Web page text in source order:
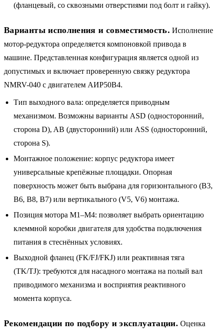
(фланцевый, со сквозными отверстиями под болт и гайку).
Варианты исполнения и совместимость. Исполнение
мотор-редуктора определяется компоновкой привода в
машине. Представленная конфигурация является одной из
допустимых и включает проверенную связку редуктора
NMRV-040 с двигателем АИР50B4.
Тип выходного вала: определяется приводным
механизмом. Возможны варианты ASD (односторонний,
сторона D), AB (двусторонний) или ASS (односторонний,
сторона S).
Монтажное положение: корпус редуктора имеет
универсальные крепёжные площадки. Опорная
поверхность может быть выбрана для горизонтального (B3,
B6, B8, B7) или вертикального (V5, V6) монтажа.
Позиция мотора M1–M4: позволяет выбрать ориентацию
клеммной коробки двигателя для удобства подключения
питания в стеснённых условиях.
Выходной фланец (FK/FJ/FKJ) или реактивная тяга
(TK/TJ): требуются для насадного монтажа на полый вал
приводимого механизма и восприятия реактивного
момента корпуса.
Рекомендации по подбору и эксплуатации. Оценка